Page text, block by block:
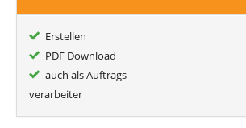
Erstellen
PDF Download
auch als Auftrags-
verarbeiter